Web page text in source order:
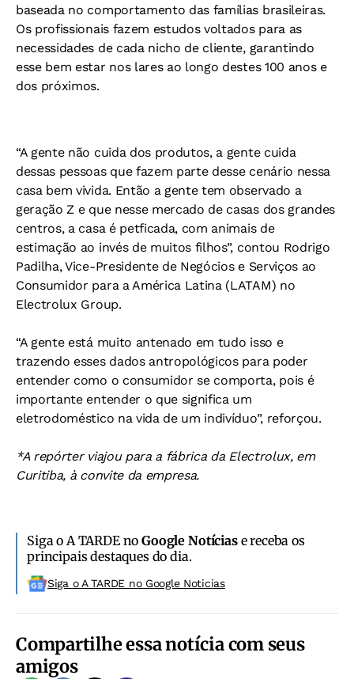
baseada no comportamento das famílias brasileiras.
Os profissionais fazem estudos voltados para as
necessidades de cada nicho de cliente, garantindo
esse bem estar nos lares ao longo destes 100 anos e
dos próximos.
“A gente não cuida dos produtos, a gente cuida
dessas pessoas que fazem parte desse cenário nessa
casa bem vivida. Então a gente tem observado a
geração Z e que nesse mercado de casas dos grandes
centros, a casa é petficada, com animais de
estimação ao invés de muitos filhos”, contou Rodrigo
Padilha, Vice-Presidente de Negócios e Serviços ao
Consumidor para a América Latina (LATAM) no
Electrolux Group.
“A gente está muito antenado em tudo isso e
trazendo esses dados antropológicos para poder
entender como o consumidor se comporta, pois é
importante entender o que significa um
eletrodoméstico na vida de um indivíduo”, reforçou.
*A repórter viajou para a fábrica da Electrolux, em
Curitiba, à convite da empresa.
Siga o A TARDE noGoogle Notíciase receba os
principais destaques do dia.
Siga o A TARDE no Google Noticias
Compartilhe essa notícia com seus
amigos